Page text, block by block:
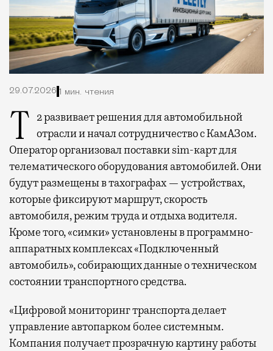
29.07.2026 1 мин. чтения
Т2 развивает решения для автомобильной отрасли и начал сотрудничество с КамАЗом.
Оператор организовал поставки sim-карт для
телематического оборудования автомобилей. Они
будут размещены в тахографах — устройствах,
которые фиксируют маршрут, скорость
автомобиля, режим труда и отдыха водителя.
Кроме того, «симки» установлены в программно-
аппаратных комплексах «Подключенный
автомобиль», собирающих данные о техническом
состоянии транспортного средства.
«Цифровой мониторинг транспорта делает
управление автопарком более системным.
Компания получает прозрачную картину работы